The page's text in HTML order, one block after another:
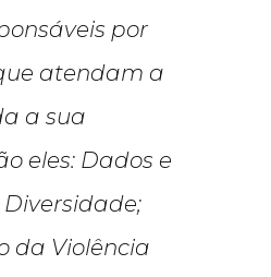
por
atendam a
a sua
eles: Dados e
da Violência